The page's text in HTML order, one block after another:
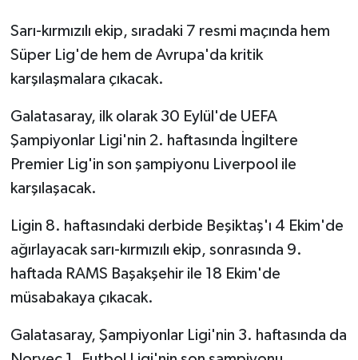
Sarı-kırmızılı ekip, sıradaki 7 resmi maçında hem
Süper Lig'de hem de Avrupa'da kritik
karşılaşmalara çıkacak.
Galatasaray, ilk olarak 30 Eylül'de UEFA
Şampiyonlar Ligi'nin 2. haftasında İngiltere
Premier Lig'in son şampiyonu Liverpool ile
karşılaşacak.
Ligin 8. haftasındaki derbide Beşiktaş'ı 4 Ekim'de
ağırlayacak sarı-kırmızılı ekip, sonrasında 9.
haftada RAMS Başakşehir ile 18 Ekim'de
müsabakaya çıkacak.
Galatasaray, Şampiyonlar Ligi'nin 3. haftasında da